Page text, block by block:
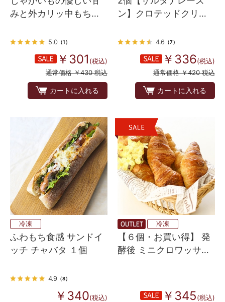
みと外カリッ中もち
ロール
5.0（1）
￥301 (税込)
通常価格 ￥430 税込
カートに入れる
ン】クロテッドクリー
英国伝統の味
4.6 （7）
￥336(税込)
通常価格 ￥420 税込
カートに入れる
冷凍
ふわもち食感 サンドイ
ッチ チャバタ １個
4.9 （8）
￥340(税込)
冷凍
【６個・お買い得】 発
酵後 ミニクロワッサン
￥345(税込)